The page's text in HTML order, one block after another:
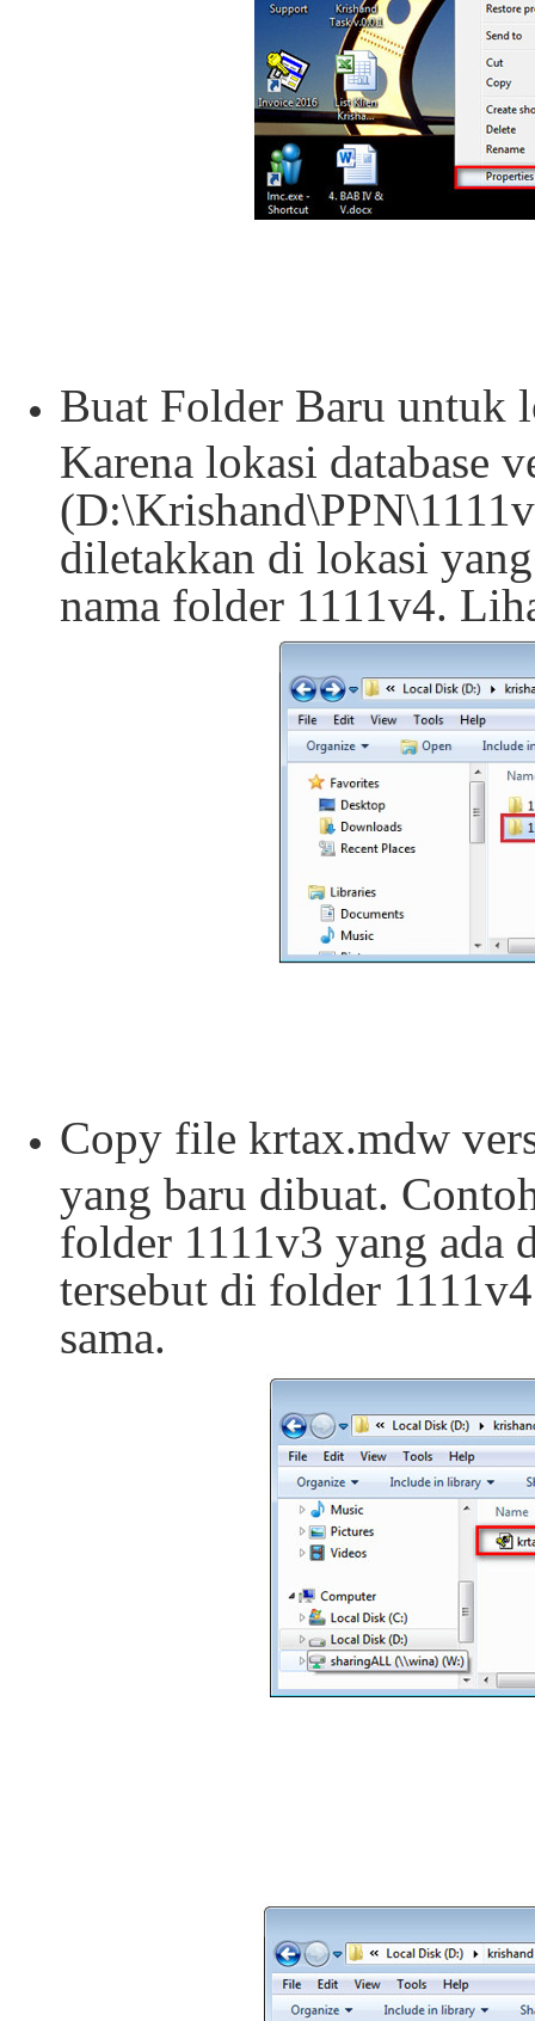
Buat Folder Baru untuk
Karena lokasi database
diletakkan di lokasi
nama folder 1111v4.
Copy file krtax.mdw
yang baru dibuat.
folder 1111v3 yang ada
tersebut di folder
sama.